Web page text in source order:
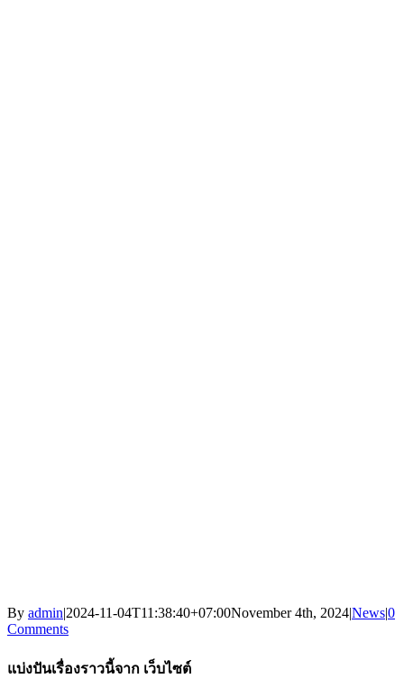
By admin|2024-11-04T11:38:40+07:00November 4th, 2024|News|0
Comments
แบ่งปันเรื่องราวนี้จาก เว็บไซต์